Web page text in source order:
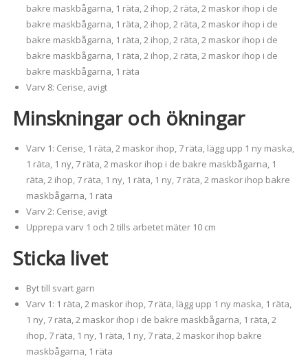
bakre maskbågarna, 1 räta, 2 ihop, 2 räta, 2 maskor ihop i de
bakre maskbågarna, 1 räta, 2 ihop, 2 räta, 2 maskor ihop i de
bakre maskbågarna, 1 räta, 2 ihop, 2 räta, 2 maskor ihop i de
bakre maskbågarna, 1 räta, 2 ihop, 2 räta, 2 maskor ihop i de
bakre maskbågarna, 1 räta
Varv 8: Cerise, avigt
Minskningar och ökningar
Varv 1: Cerise, 1 räta, 2 maskor ihop, 7 räta, lägg upp 1 ny maska,
1 räta, 1 ny, 7 räta, 2 maskor ihop i de bakre maskbågarna, 1
räta, 2 ihop, 7 räta, 1 ny, 1 räta, 1 ny, 7 räta, 2 maskor ihop bakre
maskbågarna, 1 räta
Varv 2: Cerise, avigt
Upprepa varv 1 och 2 tills arbetet mäter 10 cm
Sticka livet
Byt till svart garn
Varv 1: 1 räta, 2 maskor ihop, 7 räta, lägg upp 1 ny maska, 1 räta,
1 ny, 7 räta, 2 maskor ihop i de bakre maskbågarna, 1 räta, 2
ihop, 7 räta, 1 ny, 1 räta, 1 ny, 7 räta, 2 maskor ihop bakre
maskbågarna, 1 räta